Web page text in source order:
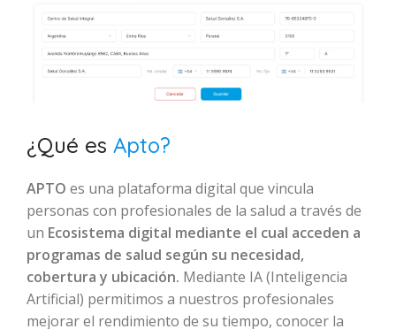
¿Qué es Apto?
APTO es una plataforma digital que vincula
personas con profesionales de la salud a través de
un Ecosistema digital mediante el cual acceden a
programas de salud según su necesidad,
cobertura y ubicación. Mediante IA (Inteligencia
Artificial) permitimos a nuestros profesionales
mejorar el rendimiento de su tiempo, conocer la